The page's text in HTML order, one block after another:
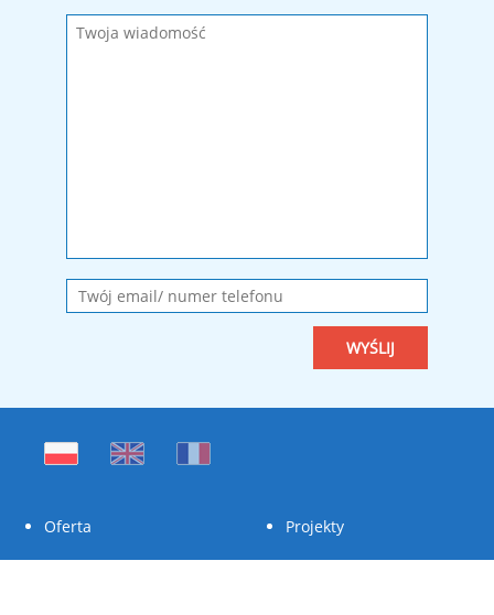
Wypełnij wymagane pola!
Wiadomość została wysłana. Dziękujemy!
Oferta Projekty